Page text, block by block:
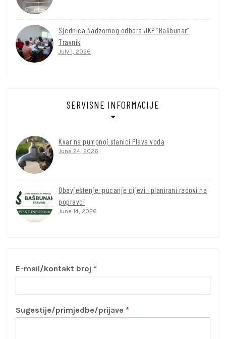
Sjednica Nadzornog odbora JKP “Bašbunar”
Travnik
July 1, 2026
SERVISNE INFORMACIJE
Kvar na pumpnoj stanici Plava voda
June 24, 2026
Obavještenje: pucanje cijevi i planirani radovi na
popravci
June 14, 2026
E-mail/kontakt broj *
Sugestije/primjedbe/prijave *